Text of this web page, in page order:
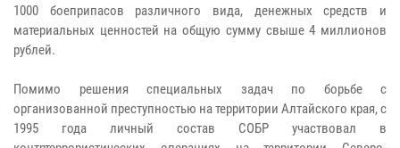
1000 боеприпасов различного вида, денежных средств и
материальных ценностей на общую сумму свыше 4 миллионов
рублей.
Помимо решения специальных задач по борьбе с
организованной преступностью на территории Алтайского края, с
1995 года личный состав СОБР участвовал в